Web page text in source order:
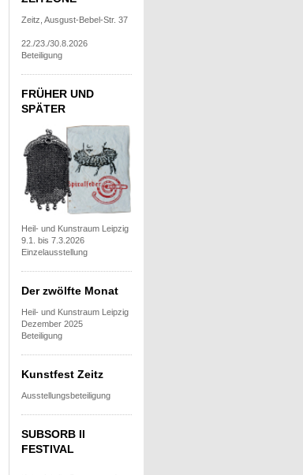
Zeitz, Ausgust-Bebel-Str. 37
22./23./30.8.2026
Beteiligung
FRÜHER UND
SPÄTER
Heil- und Kunstraum Leipzig
9.1. bis 7.3.2026
Einzelausstellung
Der zwölfte Monat
Heil- und Kunstraum Leipzig
Dezember 2025
Beteiligung
Kunstfest Zeitz
Ausstellungsbeteiligung
SUBSORB II
FESTIVAL